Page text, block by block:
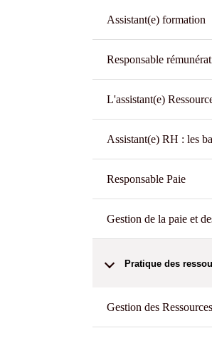
Assistant(e) formation
Responsable
L'assistant(e)
Assistant(e) RH : les
Responsable Paie
Gestion de la paie et
Pratique des
Gestion des